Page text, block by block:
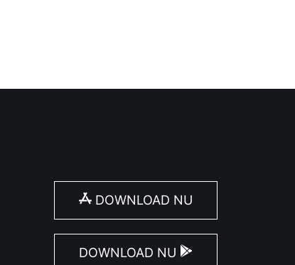
DOWNLOAD NU
DOWNLOAD NU